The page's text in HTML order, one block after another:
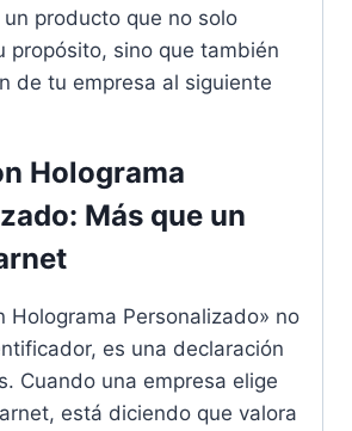
producto que no solo
propósito, sino que también
de tu empresa al siguiente
Holograma
Más que un
Holograma Personalizado» no
es una declaración
Cuando una empresa elige
está diciendo que valora